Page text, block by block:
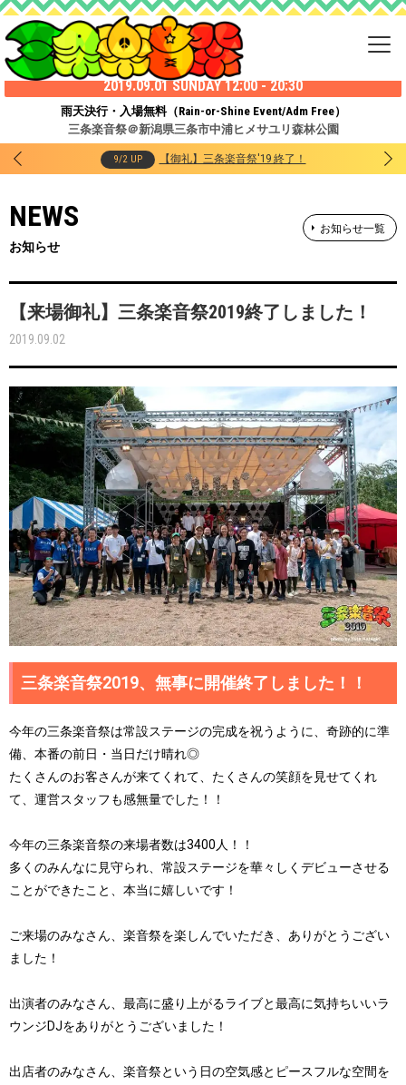
2019.09.01 SUNDAY 12:00 - 20:30
雨天決行・入場無料（Rain-or-Shine Event/Adm Free）
三条楽音祭＠新潟県三条市中浦ヒメサユリ森林公園
9/2 UP 【御礼】三条楽音祭'19 終了！
NEWS
お知らせ
お知らせ一覧
【来場御礼】三条楽音祭2019終了しました！
2019.09.02
三条楽音祭2019、無事に開催終了しました！！
今年の三条楽音祭は常設ステージの完成を祝うように、奇跡的に準
備、本番の前日・当日だけ晴れ◎
たくさんのお客さんが来てくれて、たくさんの笑顔を見せてくれ
て、運営スタッフも感無量でした！！
今年の三条楽音祭の来場者数は3400人！！
多くのみんなに見守られ、常設ステージを華々しくデビューさせる
ことができたこと、本当に嬉しいです！
ご来場のみなさん、楽音祭を楽しんでいただき、ありがとうござい
ました！
出演者のみなさん、最高に盛り上がるライブと最高に気持ちいいラ
ウンジDJをありがとうございました！
出店者のみなさん、楽音祭という日の空気感とピースフルな空間を